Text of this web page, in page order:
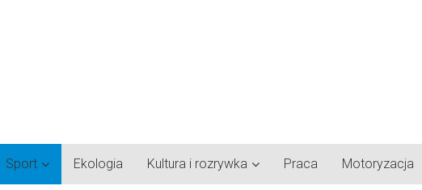
Sport Ekologia Kultura i rozrywka Praca Motoryzacja